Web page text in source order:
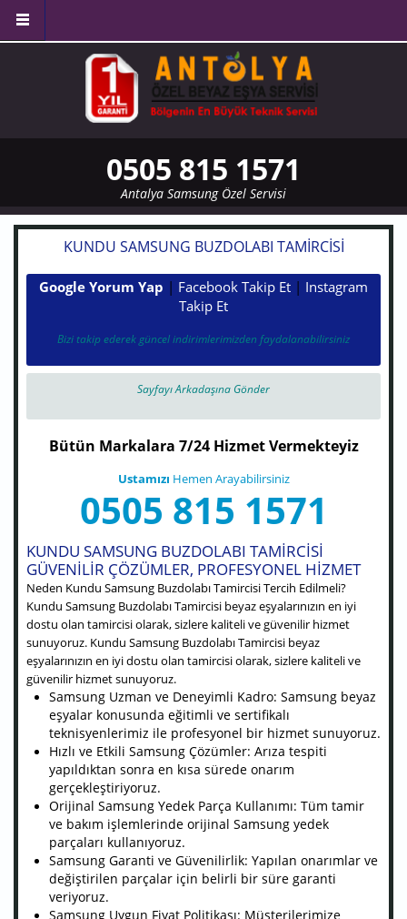
0505 815 1571
Antalya Samsung Özel Servisi
KUNDU SAMSUNG BUZDOLABI TAMIRCISI
Google Yorum Yap | Facebook Takip Et | Instagram
Takip Et
Bizi takip ederek güncel indirimlerimizden faydalanabilirsiniz
Sayfayı Arkadaşına Gönder
Bütün Markalara 7/24 Hizmet Vermekteyiz
Ustamızı Hemen Arayabilirsiniz
0505 815 1571
KUNDU SAMSUNG BUZDOLABI TAMIRCISI
GÜVENILIR ÇÖZÜMLER, PROFESYONEL HIZMET
Neden Kundu Samsung Buzdolabı Tamircisi Tercih Edilmeli?
Kundu Samsung Buzdolabı Tamircisi beyaz eşyalarınızın en iyi
dostu olan tamircisi olarak, sizlere kaliteli ve güvenilir hizmet
sunuyoruz. Kundu Samsung Buzdolabı Tamircisi beyaz
eşyalarınızın en iyi dostu olan tamircisi olarak, sizlere kaliteli ve
güvenilir hizmet sunuyoruz.
Samsung Uzman ve Deneyimli Kadro: Samsung beyaz
eşyalar konusunda eğitimli ve sertifikalı
teknisyenlerimiz ile profesyonel bir hizmet sunuyoruz.
Hızlı ve Etkili Samsung Çözümler: Arıza tespiti
yapıldıktan sonra en kısa sürede onarım
gerçekleştiriyoruz.
Orijinal Samsung Yedek Parça Kullanımı: Tüm tamir
ve bakım işlemlerinde orijinal Samsung yedek
parçaları kullanıyoruz.
Samsung Garanti ve Güvenilirlik: Yapılan onarımlar ve
değiştirilen parçalar için belirli bir süre garanti
veriyoruz.
Samsung Uygun Fiyat Politikası: Müşterilerimize